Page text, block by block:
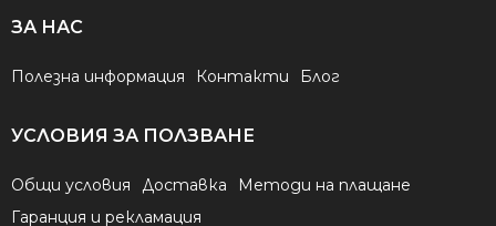
ЗА НАС
Полезна информация Контакти Блог
УСЛОВИЯ ЗА ПОЛЗВАНЕ
Общи условия Доставка
Методи на плащане
Гаранция и рекламация